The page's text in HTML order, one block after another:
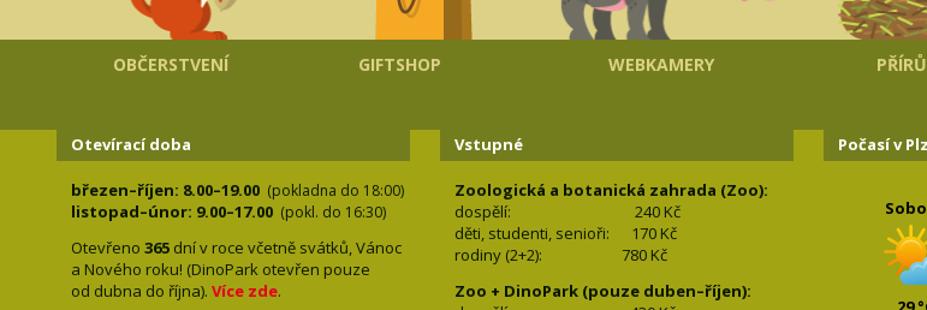
OBČERSTVENÍ GIFTSHOP WEBKAMERY
Otevírací doba
březen–říjen: 8.00–19.00 (pokladna do 18:00)
listopad–únor: 9.00–17.00 (pokl. do 16:30)
Otevřeno 365 dní v roce včetně svátků, Vánoc
a Nového roku! (DinoPark otevřen pouze
od dubna do října). Více zde.
Vstupné
Zoologická a botanická zahrada (Zoo):
dospělí:
240 Kč
děti, studenti, senioři: 170Kč
rodiny (2+2): 780Kč
Zoo + DinoPark (pouze duben–říjen):
Počasí v